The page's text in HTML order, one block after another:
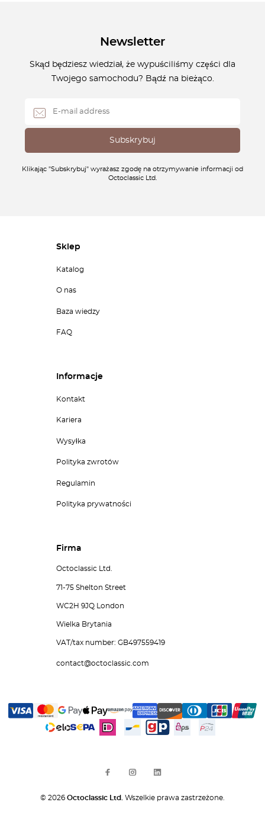
Newsletter
Skąd będziesz wiedział, że wypuściliśmy części dla
Twojego samochodu? Bądź na bieżąco.
Klikając "Subskrybuj" wyrażasz zgodę na otrzymywanie informacji od
Octoclassic Ltd.
Sklep
Katalog
O nas
Baza wiedzy
FAQ
Informacje
Kontakt
Kariera
Wysyłka
Polityka zwrotów
Regulamin
Polityka prywatności
Firma
Octoclassic Ltd.
71-75 Shelton Street
WC2H 9JQ London
Wielka Brytania
VAT/tax number: GB497559419
contact@octoclassic.com
© 2026 Octoclassic Ltd. Wszelkie prawa zastrzeżone.